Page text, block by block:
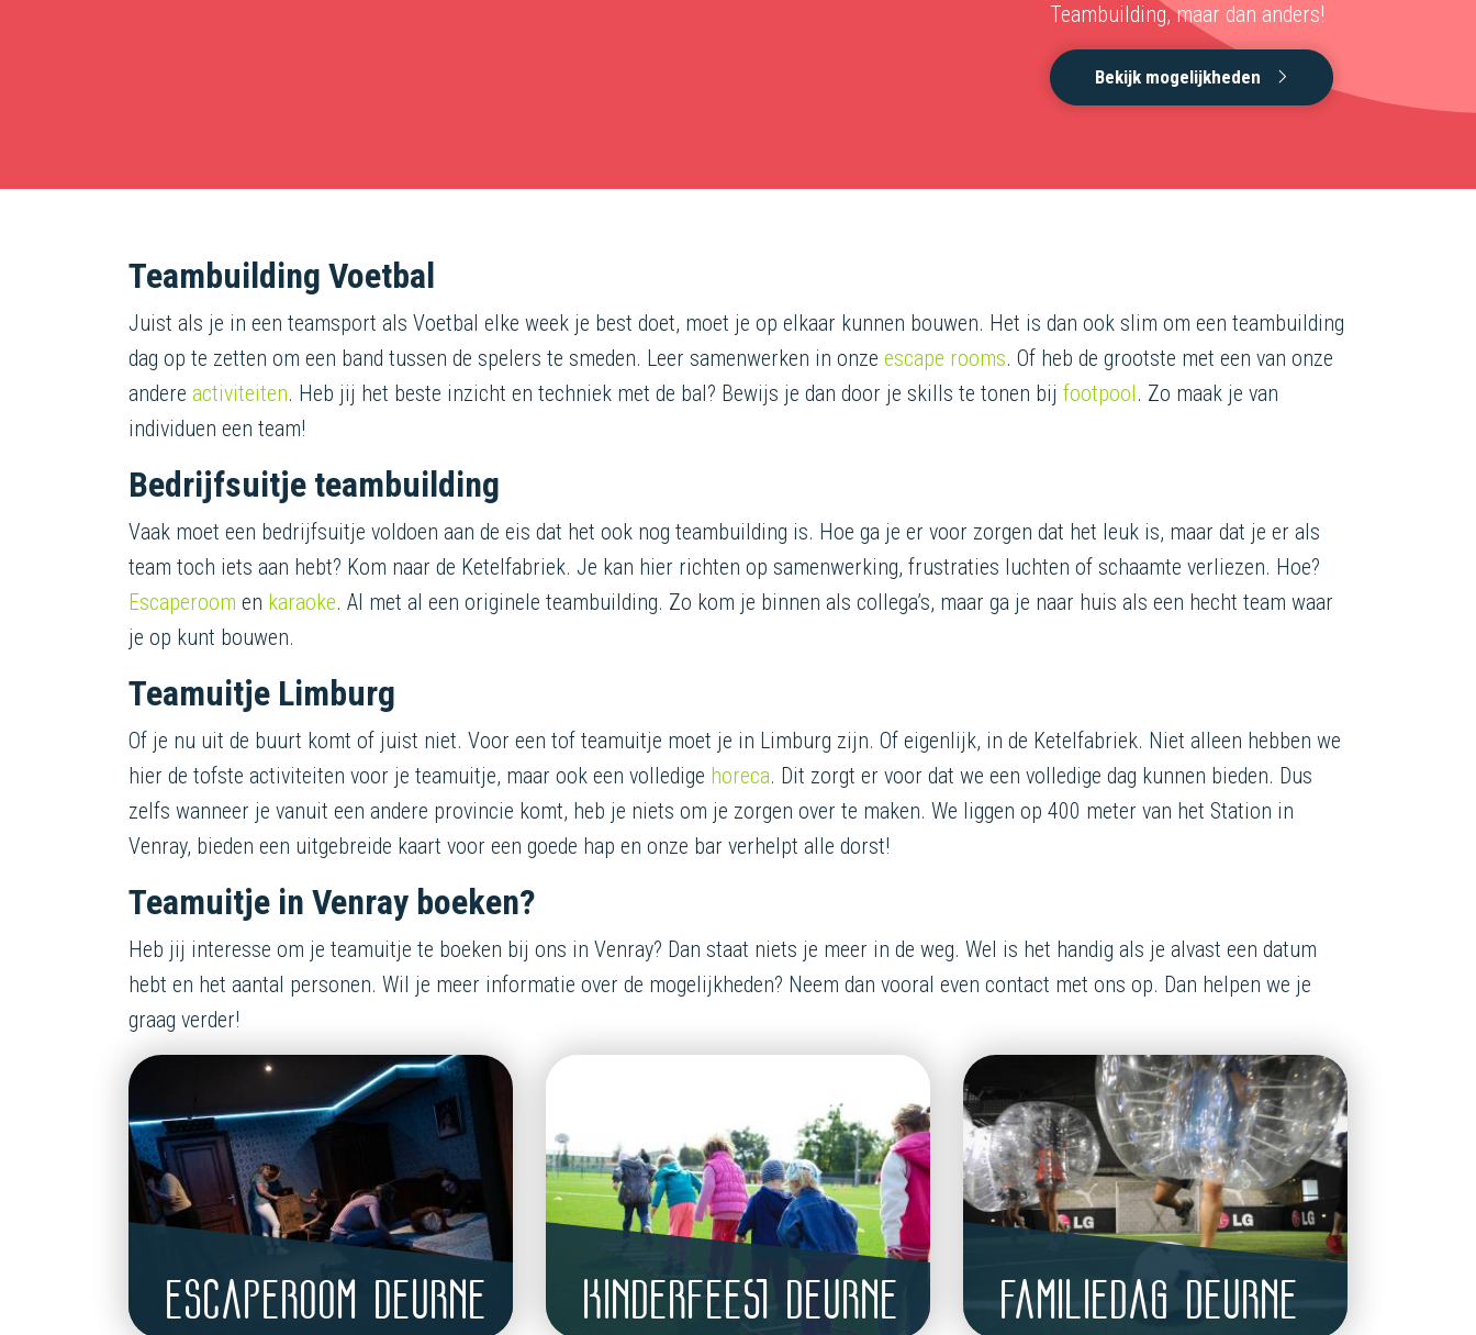
Teambuilding, maar dan anders!
Bekijk mogelijkheden
Teambuilding Voetbal
Juist als je in een teamsport als Voetbal elke week je best doet, moet je op elkaar kunnen bouwen. Het is dan ook slim om een teambuilding
dag op te zetten om een band tussen de spelers te smeden. Leer samenwerken in onze escape rooms. Of heb de grootste met een van onze
andere activiteiten. Heb jij het beste inzicht en techniek met de bal? Bewijs je dan door je skills te tonen bij footpool. Zo maak je van
individuen een team!
Bedrijfsuitje teambuilding
Vaak moet een bedrijfsuitje voldoen aan de eis dat het ook nog teambuilding is. Hoe ga je er voor zorgen dat het leuk is, maar dat je er als
team toch iets aan hebt? Kom naar de Ketelfabriek. Je kan hier richten op samenwerking, frustraties luchten of schaamte verliezen. Hoe?
Escaperoom en karaoke. Al met al een originele teambuilding. Zo kom je binnen als collega’s, maar ga je naar huis als een hecht team waar
je op kunt bouwen.
Teamuitje Limburg
Of je nu uit de buurt komt of juist niet. Voor een tof teamuitje moet je in Limburg zijn. Of eigenlijk, in de Ketelfabriek. Niet alleen hebben we
hier de tofste activiteiten voor je teamuitje, maar ook een volledige horeca. Dit zorgt er voor dat we een volledige dag kunnen bieden. Dus
zelfs wanneer je vanuit een andere provincie komt, heb je niets om je zorgen over te maken. We liggen op 400 meter van het Station in
Venray, bieden een uitgebreide kaart voor een goede hap en onze bar verhelpt alle dorst!
Teamuitje in Venray boeken?
Heb jij interesse om je teamuitje te boeken bij ons in Venray? Dan staat niets je meer in de weg. Wel is het handig als je alvast een datum
hebt en het aantal personen. Wil je meer informatie over de mogelijkheden? Neem dan vooral even contact met ons op. Dan helpen we je
graag verder!
ESCAPEROOM DEURNE KINDERFEEST DEURNE FAMILIEDAG DEURNE